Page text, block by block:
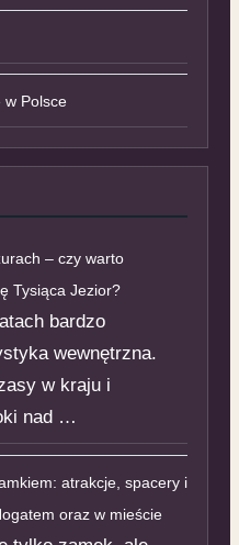
w Polsce
– czy warto
Tysiąca Jezior?
bardzo
wewnętrzna.
w kraju i
nad …
atrakcje, spacery i
oraz w mieście